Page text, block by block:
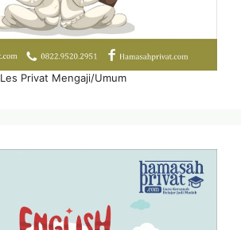
Les Privat Mengaji/Umum